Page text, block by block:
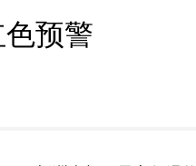
预警